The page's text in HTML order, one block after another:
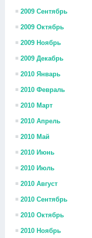
2009 Сентябрь
2009 Октябрь
2009 Ноябрь
2009 Декабрь
2010 Январь
2010 Февраль
2010 Март
2010 Апрель
2010 Май
2010 Июнь
2010 Июль
2010 Август
2010 Сентябрь
2010 Октябрь
2010 Ноябрь